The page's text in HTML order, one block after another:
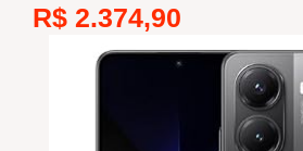
R$ 2.374,90